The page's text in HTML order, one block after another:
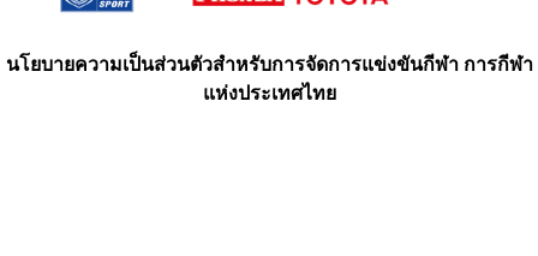
นโยบายความเป็นส่วนตัวสำหรับการจัดการแข่งขันกีฬา การกีฬา
แห่งประเทศไทย